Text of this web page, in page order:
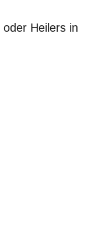
Heilers in